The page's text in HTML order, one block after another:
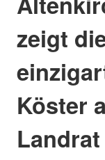
zeigt
Köster